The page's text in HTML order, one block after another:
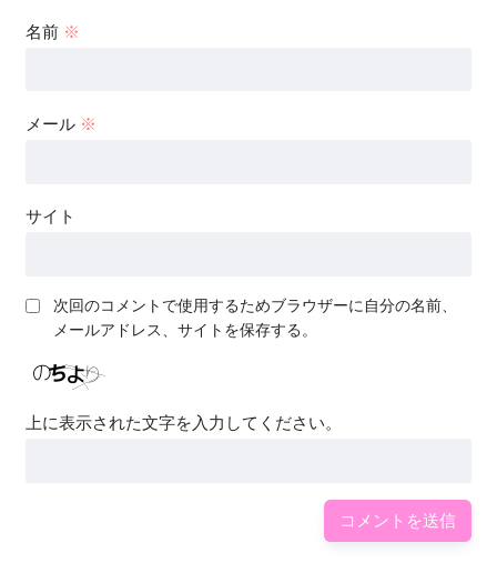
名前 ※
メール ※
サイト
次回のコメントで使用するためブラウザーに自分の名前、
メールアドレス、サイトを保存する。
上に表示された文字を入力してください。